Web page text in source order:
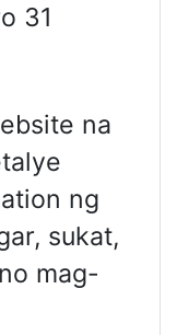
31
na
ng
sukat,
mag-